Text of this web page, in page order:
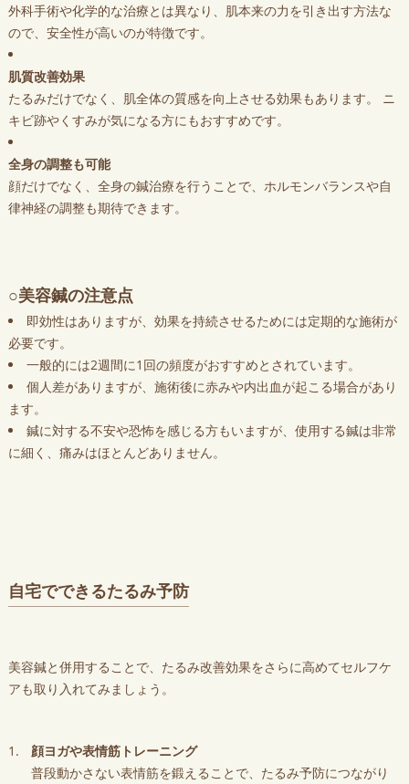
外科手術や化学的な治療とは異なり、肌本来の力を引き出す方法な
ので、安全性が高いのが特徴です。
肌質改善効果
たるみだけでなく、肌全体の質感を向上させる効果もあります。 ニ
キビ跡やくすみが気になる方にもおすすめです。
全身の調整も可能
顔だけでなく、全身の鍼治療を行うことで、ホルモンバランスや自
律神経の調整も期待できます。
○美容鍼の注意点
即効性はありますが、効果を持続させるためには定期的な施術が
必要です。
一般的には2週間に1回の頻度がおすすめとされています。
個人差がありますが、施術後に赤みや内出血が起こる場合があり
ます。
鍼に対する不安や恐怖を感じる方もいますが、使用する鍼は非常
に細く、痛みはほとんどありません。
自宅でできるたるみ予防
美容鍼と併用することで、たるみ改善効果をさらに高めてセルフケ
アも取り入れてみましょう。
顔ヨガや表情筋トレーニング
普段動かさない表情筋を鍛えることで、たるみ予防につながり